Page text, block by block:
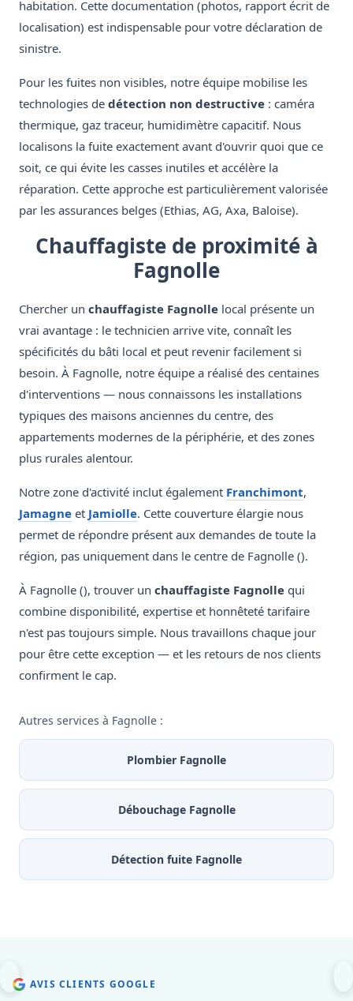
habitation. Cette documentation (photos, rapport écrit de
localisation) est indispensable pour votre déclaration de
sinistre.
Pour les fuites non visibles, notre équipe mobilise les
technologies de détection non destructive : caméra
thermique, gaz traceur, humidimètre capacitif. Nous
localisons la fuite exactement avant d'ouvrir quoi que ce
soit, ce qui évite les casses inutiles et accélère la
réparation. Cette approche est particulièrement valorisée
par les assurances belges (Ethias, AG, Axa, Baloise).
Chauffagiste de proximité à
Fagnolle
Chercher un chauffagiste Fagnolle local présente un
vrai avantage : le technicien arrive vite, connaît les
spécificités du bâti local et peut revenir facilement si
besoin. À Fagnolle, notre équipe a réalisé des centaines
d'interventions — nous connaissons les installations
typiques des maisons anciennes du centre, des
appartements modernes de la périphérie, et des zones
plus rurales alentour.
Notre zone d'activité inclut également Franchimont,
Jamagne et Jamiolle. Cette couverture élargie nous
permet de répondre présent aux demandes de toute la
région, pas uniquement dans le centre de Fagnolle ().
À Fagnolle (), trouver un chauffagiste Fagnolle qui
combine disponibilité, expertise et honnêteté tarifaire
n'est pas toujours simple. Nous travaillons chaque jour
pour être cette exception — et les retours de nos clients
confirment le cap.
Autres services à Fagnolle :
Plombier Fagnolle
Débouchage Fagnolle
Détection fuite Fagnolle
AVIS CLIENTS GOOGLE